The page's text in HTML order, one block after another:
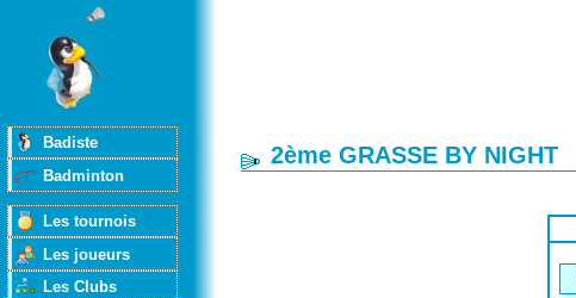
Badiste
Badminton
Les tournois
Les joueurs
Les Clubs
2ème GRASSE BY NIGHT